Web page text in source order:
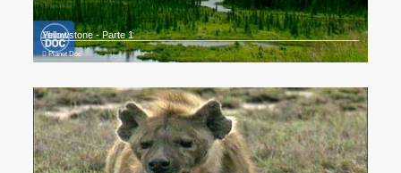
Yellowstone - Parte 1
Planet Doc